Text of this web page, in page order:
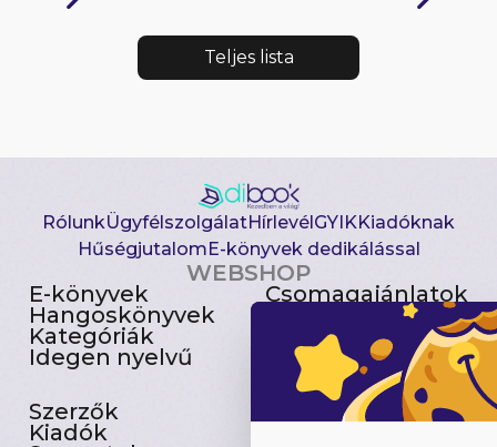
Teljes lista
RólunkÜgyfélszolgálatHírlevélGYIKKiadóknak
HűségjutalomE-könyvek dedikálással
WEBSHOP
E-könyvek
Hangoskönyvek
Kategóriák
Idegen nyelvű
Csomagajánlatok
Előjegyezhetők
Újdonságok
Szerzők
Kiadók
Gyerekkönyvek